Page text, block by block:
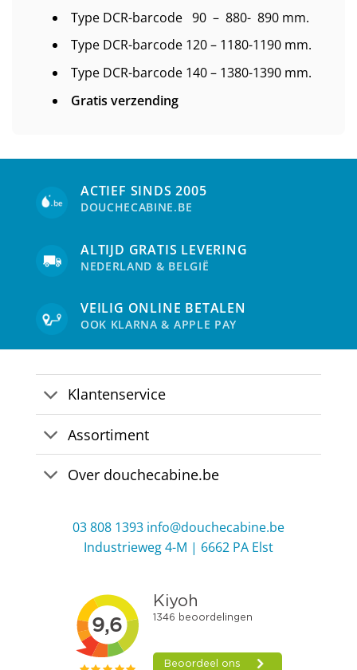
Type DCR-barcode 90 – 880- 890 mm.
Type DCR-barcode 120 – 1180-1190 mm.
Type DCR-barcode 140 – 1380-1390 mm.
Gratis verzending
ACTIEF SINDS 2005
DOUCHECABINE.BE
ALTIJD GRATIS LEVERING
NEDERLAND & BELGIË
VEILIG ONLINE BETALEN
OOK KLARNA & APPLE PAY
Klantenservice
Assortiment
Over douchecabine.be
03 808 1393 info@douchecabine.be
Industrieweg 4-M | 6662 PA Elst